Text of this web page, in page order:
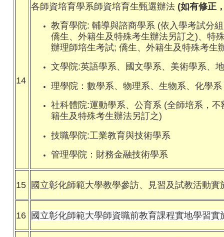
14
各師資培育學系師資培育生甄選辦法 (如有修正
教育學院: 輔導與諮商學系 (依入學考試分
僑生、外籍生及特殊考生辦法另訂之)、特
辦理師培生考試; 僑生、外籍生及特殊考生
文學院:英語學系、 國文學系、 美術學系、
理學院： 數學系、 物理系、 生物系、 化學系
社科體院:運動學系、公育系 (全師培系，
籍生及特殊考生辦法另訂之)
技職學院:工業教育與技術學系
管理學院： 財務金融技術學系
15 國立彰化師範大學教學參訪、見習及試教活動實
16 國立彰化師範大學師資職前教育課程實地學習實